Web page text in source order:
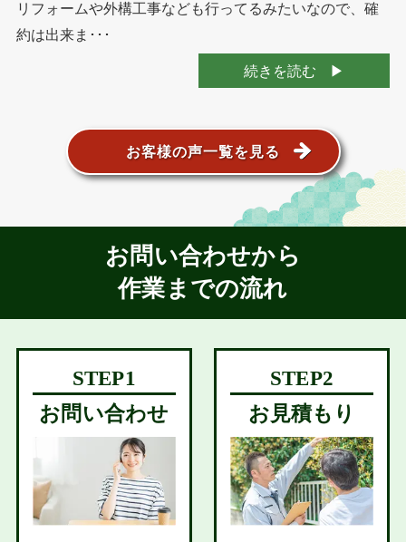
リフォームや外構工事なども行ってるみたいなので、確
約は出来ま･･･
続きを読む
お客様の声一覧を見る
お問い合わせから
作業までの流れ
お問い合わせ お見積もり